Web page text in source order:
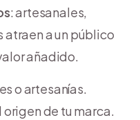
: artesanales,
atraen a un público
añadido.
o artesanías.
de tu marca.